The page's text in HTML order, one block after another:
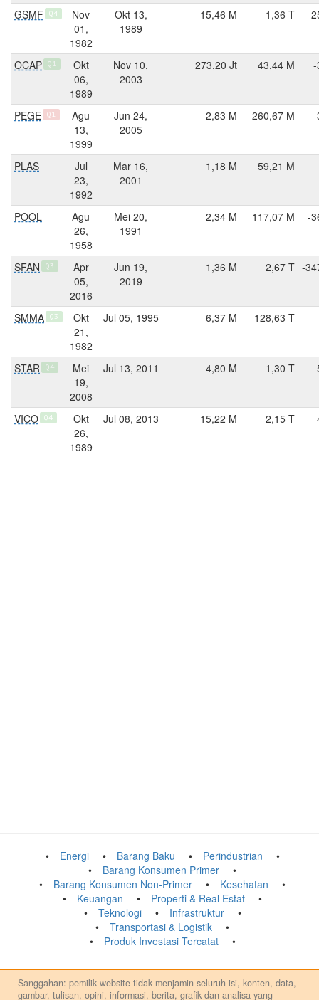
GSMF Q4
Nov
01,
1982
Okt 13,
1989
15,46 M 1,36 T
OCAP Q1
Okt
06,
1989
Nov 10,
2003
273,20 Jt 43,44 M -
PEGE Q1
Agu
13,
1999
Jun 24,
2005
2,83 M 260,67 M -
PLAS
Jul
23,
1992
Mar 16,
2001
1,18 M 59,21 M
POOL
Agu
26,
1958
Mei 20,
1991
2,34 M 117,07 M -
SFAN Q3
Apr
05,
2016
Jun 19,
2019
1,36 M 2,67 T -
SMMA Q3
Okt
21,
1982
Jul 05, 1995 6,37 M 128,63 T
STAR Q4
Mei
19,
2008
Jul 13, 2011 4,80 M 1,30 T
VICO Q4
Okt
26,
1989
Jul 08, 2013 15,22 M 2,15 T
Energi Barang Baku
Perindustrian
Barang Konsumen Primer
Barang Konsumen Non-Primer
Kesehatan
Keuangan
Properti & Real Estat
Teknologi
Infrastruktur
Transportasi & Logistik
Produk Investasi Tercatat
Sanggahan: pemilik website tidak menjamin seluruh isi, konten, data,
gambar, tulisan, opini, informasi, berita, grafik dan analisa yang